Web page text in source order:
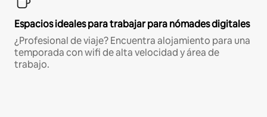
Espacios ideales para trabajar para nómades digitales
¿Profesional de viaje? Encuentra alojamiento para una
temporada con wifi de alta velocidad y área de
trabajo.